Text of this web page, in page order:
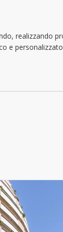
realizzando
e